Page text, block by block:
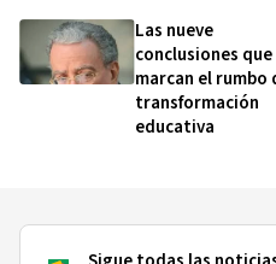
Las nueve
conclusiones que
marcan el rumbo
transformación
educativa